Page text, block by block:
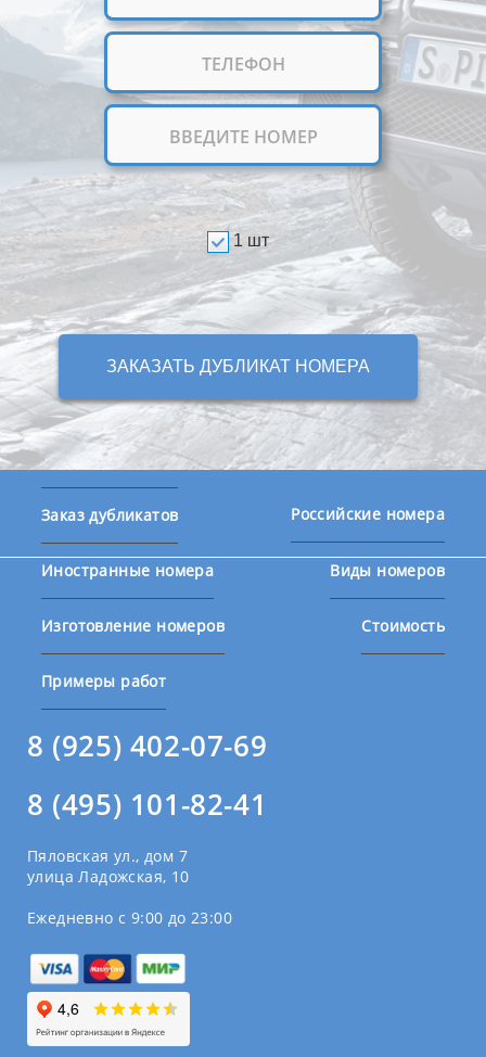
1 шт
ЗАКАЗАТЬ ДУБЛИКАТ НОМЕРА
Заказ дубликатов Российские номера
Иностранные номера Виды номеров
Изготовление номеров Стоимость
Примеры работ
8 (925) 402-07-69
8 (495) 101-82-41
Пяловская ул., дом 7
улица Ладожская, 10
Ежедневно с 9:00 до 23:00